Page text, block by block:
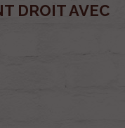
DROIT AVEC